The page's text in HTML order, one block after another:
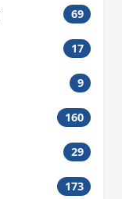
69
17
9
160
29
173